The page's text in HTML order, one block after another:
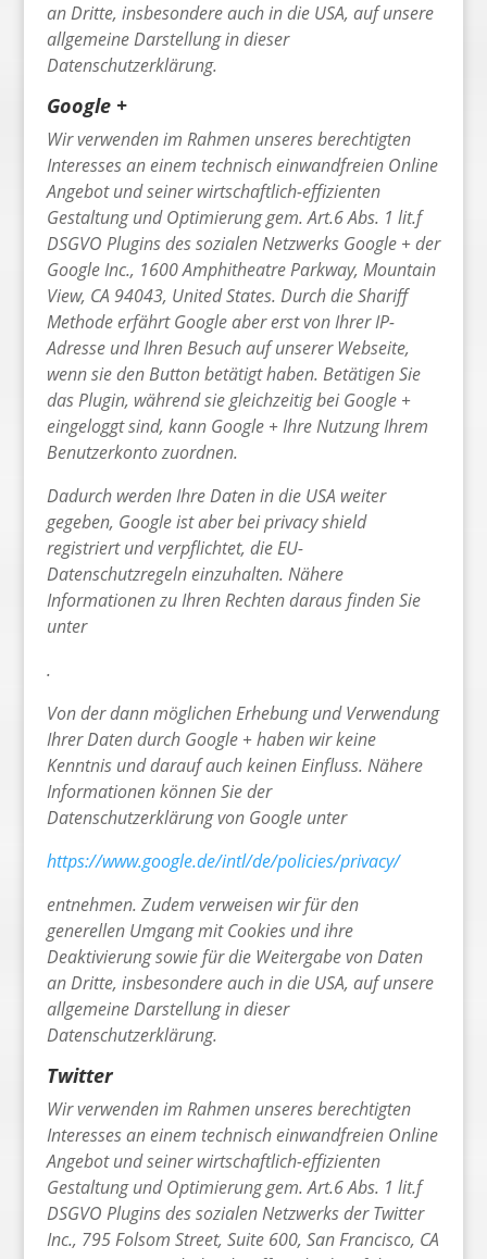
an Dritte, insbesondere auch in die USA, auf unsere
allgemeine Darstellung in dieser
Datenschutzerklärung.
Google +
Wir verwenden im Rahmen unseres berechtigten
Interesses an einem technisch einwandfreien Online
Angebot und seiner wirtschaftlich-effizienten
Gestaltung und Optimierung gem. Art.6 Abs. 1 lit.f
DSGVO Plugins des sozialen Netzwerks Google + der
Google Inc., 1600 Amphitheatre Parkway, Mountain
View, CA 94043, United States. Durch die Shariff
Methode erfährt Google aber erst von Ihrer IP-
Adresse und Ihren Besuch auf unserer Webseite,
wenn sie den Button betätigt haben. Betätigen Sie
das Plugin, während sie gleichzeitig bei Google +
eingeloggt sind, kann Google + Ihre Nutzung Ihrem
Benutzerkonto zuordnen.
Dadurch werden Ihre Daten in die USA weiter
gegeben, Google ist aber bei privacy shield
registriert und verpflichtet, die EU-
Datenschutzregeln einzuhalten. Nähere
Informationen zu Ihren Rechten daraus finden Sie
unter
.
Von der dann möglichen Erhebung und Verwendung
Ihrer Daten durch Google + haben wir keine
Kenntnis und darauf auch keinen Einfluss. Nähere
Informationen können Sie der
Datenschutzerklärung von Google unter
https://www.google.de/intl/de/policies/privacy/
entnehmen. Zudem verweisen wir für den
generellen Umgang mit Cookies und ihre
Deaktivierung sowie für die Weitergabe von Daten
an Dritte, insbesondere auch in die USA, auf unsere
allgemeine Darstellung in dieser
Datenschutzerklärung.
Twitter
Wir verwenden im Rahmen unseres berechtigten
Interesses an einem technisch einwandfreien Online
Angebot und seiner wirtschaftlich-effizienten
Gestaltung und Optimierung gem. Art.6 Abs. 1 lit.f
DSGVO Plugins des sozialen Netzwerks der Twitter
Inc., 795 Folsom Street, Suite 600, San Francisco, CA